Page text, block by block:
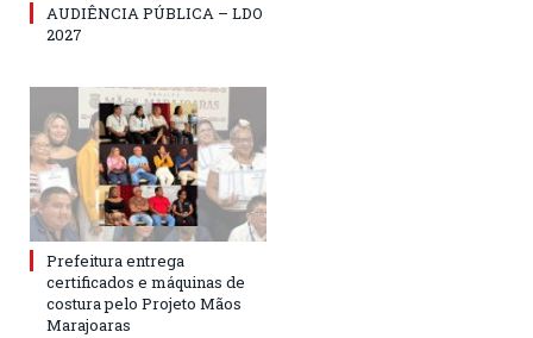
AUDIÊNCIA PÚBLICA – LDO
2027
Prefeitura entrega
certificados e máquinas de
costura pelo Projeto Mãos
Marajoaras